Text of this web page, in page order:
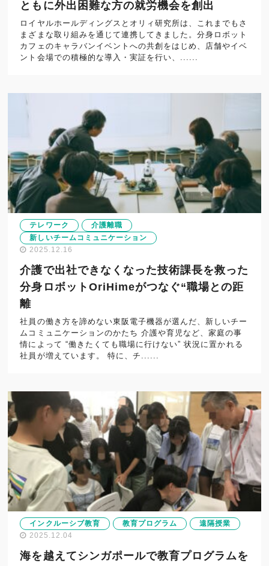
ともに外出困難な方の就労機会を創出
ロイヤルホールディングスとオリィ研究所は、これまでもさ
まざまな取り組みを通じて連携してきました。分身ロボット
カフェのキャラバンイベントへの共創をはじめ、店舗やイベ
ント会場での積極的な導入・実証を行い、......
テレワーク
介護離職
新しいチームコミュニケーション
2025.12.16
介護で出社できなくなった技術課長を救った
分身ロボットOriHimeがつなぐ“職場との距
離
社員の働き方を諦めない東阪電子機器が選んだ、新しいチー
ムコミュニケーションのかたち 介護や育児など、家庭の事
情によって “働きたくても職場に行けない” 状況に置かれる
社員が増えています。 特に、チ......
インクルーシブ教育 教育プログラム
遠隔授業
2025.12.04
海を越えてシンガポールで教育プログラムを